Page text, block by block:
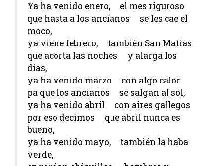
Ya ha venido enero, el mes riguroso
que hasta a los ancianos se les cae el
moco,
ya viene febrero, también San Matías
que acorta las noches y alarga los
días,
ya ha venido marzo con algo calor
pa que los ancianos se salgan al sol,
ya ha venido abril con aires gallegos
por eso decimos que abril nunca es
bueno,
ya ha venido mayo, también la haba
verde,